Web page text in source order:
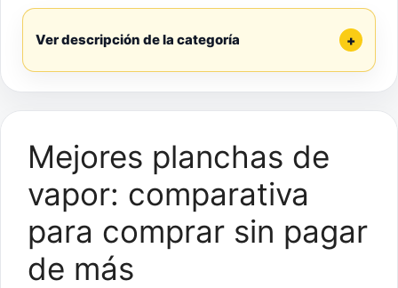
Ver descripción de la categoría +
Mejores planchas de
vapor: comparativa
para comprar sin pagar
de más